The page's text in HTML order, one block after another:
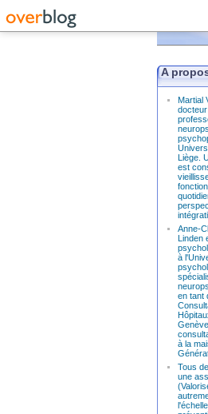
A
Martial
docteur
Liège.
est
Anne-
Linden
à
en tant
à la
Tous
une